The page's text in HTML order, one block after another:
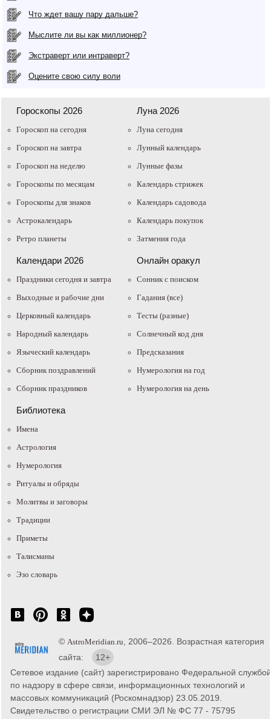
Что ждет вашу пару дальше?
Мыслите ли вы как миллионер?
Экстраверт или интраверт?
Оцените свою силу воли
Гороскопы 2026
Гороскоп на сегодня
Гороскоп на завтра
Гороскоп на неделю
Гороскопы по месяцам
Гороскопы для знаков
Астрокалендарь
Ретро планеты
Луна 2026
Луна сегодня
Лунный календарь
Лунные фазы
Календарь стрижек
Календарь садовода
Календарь покупок
Затмения года
Календари 2026
Праздники сегодня и завтра
Выходные и рабочие дни
Церковный календарь
Народный календарь
Языческий календарь
Сборник поздравлений
Сборник праздников
Онлайн оракул
Cонник с поиском
Гадания (все)
Тесты (разные)
Солнечный код дня
Предсказания
Нумерология на год
Нумерология на день
Библиотека
Имена
Астрология
Нумерология
Ритуалы и обряды
Молитвы и заговоры
Традиции
Приметы
Талисманы
Эзо словарь
© AstroMeridian.ru, 2006–2026. Возрастная категория
сайта:
12+
Сетевое издание (сайт) зарегистрировано Федеральной службой
по надзору в сфере связи, информационных технологий и
массовых коммуникаций (Роскомнадзор) 23.05.2019.
Свидетельство о регистрации СМИ ЭЛ № ФС 77 - 75795